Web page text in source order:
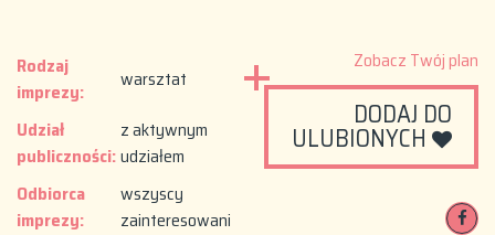
Rodzaj
imprezy:
warsztat
Udział
publiczności:
z aktywnym
udziałem
Odbiorca
imprezy:
wszyscy
zainteresowani
Zobacz Twój plan
DODAJ DO
ULUBIONYCH